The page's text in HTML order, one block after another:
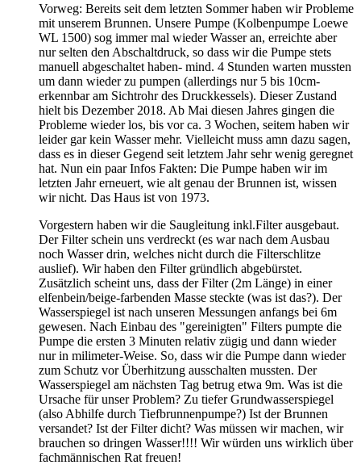
Vorweg: Bereits seit dem letzten Sommer haben wir Probleme
mit unserem Brunnen. Unsere Pumpe (Kolbenpumpe Loewe
WL 1500) sog immer mal wieder Wasser an, erreichte aber
nur selten den Abschaltdruck, so dass wir die Pumpe stets
manuell abgeschaltet haben- mind. 4 Stunden warten mussten
um dann wieder zu pumpen (allerdings nur 5 bis 10cm-
erkennbar am Sichtrohr des Druckkessels). Dieser Zustand
hielt bis Dezember 2018. Ab Mai diesen Jahres gingen die
Probleme wieder los, bis vor ca. 3 Wochen, seitem haben wir
leider gar kein Wasser mehr. Vielleicht muss amn dazu sagen,
dass es in dieser Gegend seit letztem Jahr sehr wenig geregnet
hat. Nun ein paar Infos Fakten: Die Pumpe haben wir im
letzten Jahr erneuert, wie alt genau der Brunnen ist, wissen
wir nicht. Das Haus ist von 1973.
Vorgestern haben wir die Saugleitung inkl.Filter ausgebaut.
Der Filter schein uns verdreckt (es war nach dem Ausbau
noch Wasser drin, welches nicht durch die Filterschlitze
auslief). Wir haben den Filter gründlich abgebürstet.
Zusätzlich scheint uns, dass der Filter (2m Länge) in einer
elfenbein/beige-farbenden Masse steckte (was ist das?). Der
Wasserspiegel ist nach unseren Messungen anfangs bei 6m
gewesen. Nach Einbau des "gereinigten" Filters pumpte die
Pumpe die ersten 3 Minuten relativ zügig und dann wieder
nur in milimeter-Weise. So, dass wir die Pumpe dann wieder
zum Schutz vor Überhitzung ausschalten mussten. Der
Wasserspiegel am nächsten Tag betrug etwa 9m. Was ist die
Ursache für unser Problem? Zu tiefer Grundwasserspiegel
(also Abhilfe durch Tiefbrunnenpumpe?) Ist der Brunnen
versandet? Ist der Filter dicht? Was müssen wir machen, wir
brauchen so dringen Wasser!!!! Wir würden uns wirklich über
fachmännischen Rat freuen!